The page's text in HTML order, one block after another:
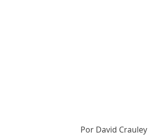
Por David Crauley